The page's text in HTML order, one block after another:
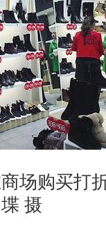
购买打
堞 摄